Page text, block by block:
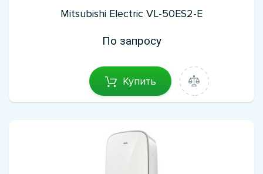
Mitsubishi Electric VL-50ES2-E
По запросу
Купить